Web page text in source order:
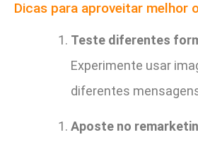
Dicas para aproveitar melhor
Teste diferentes
Experimente usar
diferentes
Aposte no